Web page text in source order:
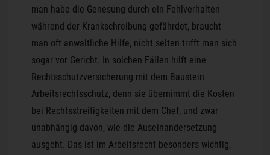
man habe die Genesung durch ein Fehlverhalten
während der Krankschreibung gefährdet, braucht
man oft anwaltliche Hilfe, nicht selten trifft man sich
sogar vor Gericht. In solchen Fällen hilft eine
Rechtsschutzversicherung mit dem Baustein
Arbeitsrechtsschutz, denn sie übernimmt die Kosten
bei Rechtsstreitigkeiten mit dem Chef, und zwar
unabhängig davon, wie die Auseinandersetzung
ausgeht. Das ist im Arbeitsrecht besonders wichtig,